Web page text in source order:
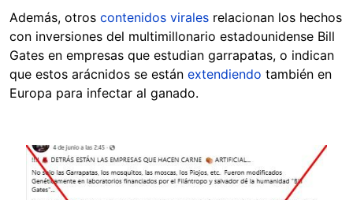
Además, otros contenidos virales relacionan los hechos
con inversiones del multimillonario estadounidense Bill
Gates en empresas que estudian garrapatas, o indican
que estos arácnidos se están extendiendo también en
Europa para infectar al ganado.
Image